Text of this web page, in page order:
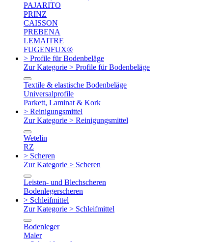
PAJARITO
PRINZ
CAISSON
PREBENA
LEMAITRE
FUGENFUX®
> Profile für Bodenbeläge
Zur Kategorie > Profile für Bodenbeläge
Textile & elastische Bodenbeläge
Universalprofile
Parkett, Laminat & Kork
> Reinigungsmittel
Zur Kategorie > Reinigungsmittel
Wetelin
RZ
> Scheren
Zur Kategorie > Scheren
Leisten- und Blechscheren
Bodenlegerscheren
> Schleifmittel
Zur Kategorie > Schleifmittel
Bodenleger
Maler